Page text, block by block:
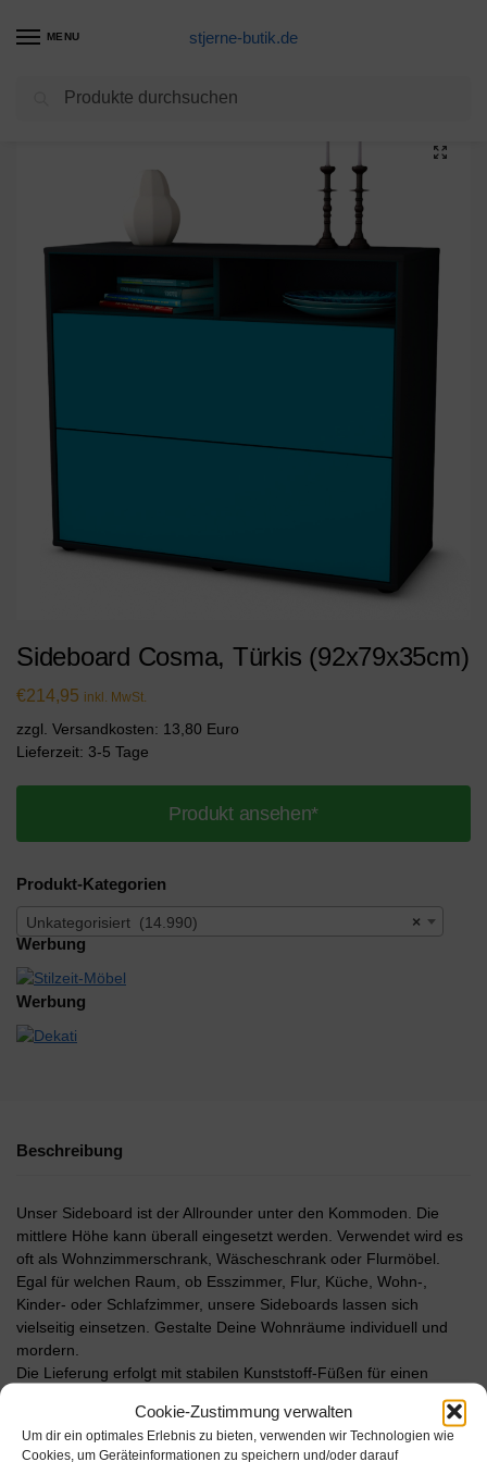
Cookie-Zustimmung verwalten
Um dir ein optimales Erlebnis zu bieten, verwenden wir Technologien wie
Cookies, um Geräteinformationen zu speichern und/oder darauf
MENU stjerne-butik.de
Unkategorisiert / Sideboard Cosma, Türkis (92x79x35cm)
Sideboard Cosma, Türkis (92x79x35cm)
€214,95 inkl. MwSt.
zzgl. Versandkosten: 13,80 Euro
Lieferzeit: 3-5 Tage
Produkt ansehen*
Produkt-Kategorien
×
Unkategorisiert (14.990)
Werbung
Werbung
Beschreibung
Unser Sideboard ist der Allrounder unter den Kommoden. Die
mittlere Höhe kann überall eingesetzt werden. Verwendet wird es
oft als Wohnzimmerschrank, Wäscheschrank oder Flurmöbel.
Egal für welchen Raum, ob Esszimmer, Flur, Küche, Wohn-,
Kinder- oder Schlafzimmer, unsere Sideboards lassen sich
vielseitig einsetzen. Gestalte Deine Wohnräume individuell und
mordern.
Die Lieferung erfolgt mit stabilen Kunststoff-Füßen für einen
sicheren Stand. Mit der Push to Open-Funktion lassen sich Türen,
Klappen & Schubkästen einfach durch antippen öffnen. Die
verwendeten Materialen sind besonders langlebig und